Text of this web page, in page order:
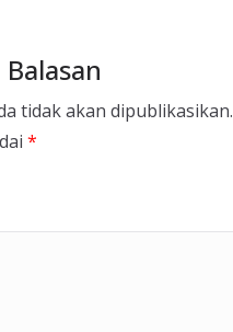
tidak akan dipublikasikan.
*